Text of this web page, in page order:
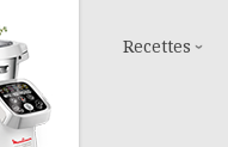
Recettes